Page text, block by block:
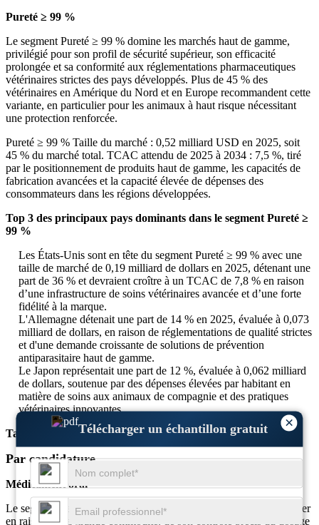
×
Télécharger un échantillon gratuit
Pureté ≥ 99 %
Le segment Pureté ≥ 99 % domine les marchés haut de gamme,
privilégié pour son profil de sécurité supérieur, son efficacité
prolongée et sa conformité aux réglementations pharmaceutiques
vétérinaires strictes des pays développés. Plus de 45 % des
vétérinaires en Amérique du Nord et en Europe recommandent cette
variante, en particulier pour les animaux à haut risque nécessitant
une protection renforcée.
Pureté ≥ 99 % Taille du marché : 0,52 milliard USD en 2025, soit
45 % du marché total. TCAC attendu de 2025 à 2034 : 7,5 %, tiré
par le positionnement de produits haut de gamme, les capacités de
fabrication avancées et la capacité élevée de dépenses des
consommateurs dans les régions développées.
Top 3 des principaux pays dominants dans le segment Pureté ≥
99 %
Les États-Unis sont en tête du segment Pureté ≥ 99 % avec une
taille de marché de 0,19 milliard de dollars en 2025, détenant une
part de 36 % et devraient croître à un TCAC de 7,8 % en raison
d’une infrastructure de soins vétérinaires avancée et d’une forte
fidélité à la marque.
L'Allemagne détenait une part de 14 % en 2025, évaluée à 0,073
milliard de dollars, en raison de réglementations de qualité strictes
et d'une demande croissante de solutions de prévention
antiparasitaire haut de gamme.
Le Japon représentait une part de 12 %, évaluée à 0,062 milliard
de dollars, soutenue par des dépenses élevées par habitant en
matière de soins aux animaux de compagnie et des pratiques
vétérinaires innovantes.
Taille du marché par type (2025)
Par candidature
Médicament oral
Le segment des médicaments oraux domine le marché du Fluralaner
en raison de sa grande commodité, de son contrôle précis du dosage